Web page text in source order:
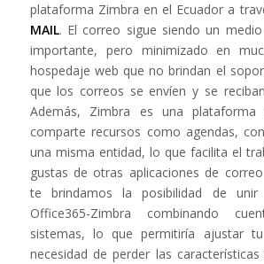
plataforma Zimbra en el Ecuador a
MAIL. El correo sigue siendo un
importante, pero minimizado en
hospedaje web que no brindan el
que los correos se envíen y se
Además, Zimbra es una plataforma
comparte recursos como agendas,
una misma entidad, lo que facilita el
gustas de otras aplicaciones de
te brindamos la posibilidad de unir
Office365-Zimbra combinando
sistemas, lo que permitiría ajustar
necesidad de perder las